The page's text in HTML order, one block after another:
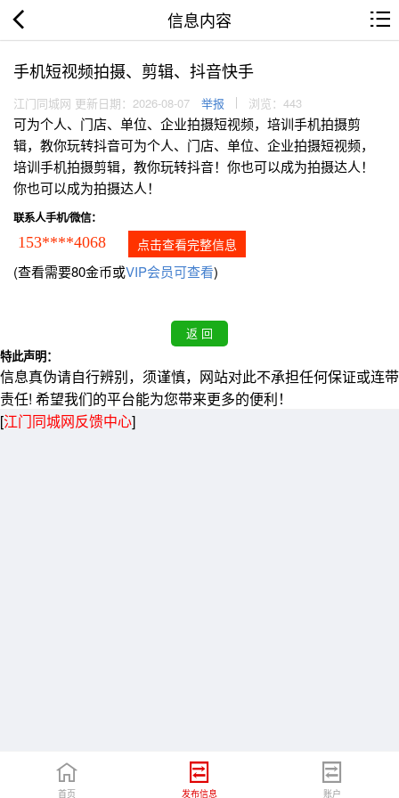
信息内容
手机短视频拍摄、剪辑、抖音快手
江门同城网 更新日期：2026-08-07 举报 浏览：443
可为个人、门店、单位、企业拍摄短视频，培训手机拍摄剪
辑，教你玩转抖音可为个人、门店、单位、企业拍摄短视频，
培训手机拍摄剪辑，教你玩转抖音！你也可以成为拍摄达人！
你也可以成为拍摄达人！
联系人手机/微信：
153****4068 点击查看完整信息
(查看需要80金币或VIP会员可查看)
特此声明：
信息真伪请自行辨别，须谨慎，网站对此不承担任何保证或连带
责任! 希望我们的平台能为您带来更多的便利！
[江门同城网反馈中心]
首页 发布信息 账户